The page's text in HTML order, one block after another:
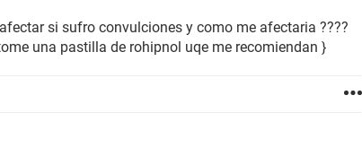
si sufro convulciones y como me afectaria ????
una pastilla de rohipnol uqe me recomiendan }